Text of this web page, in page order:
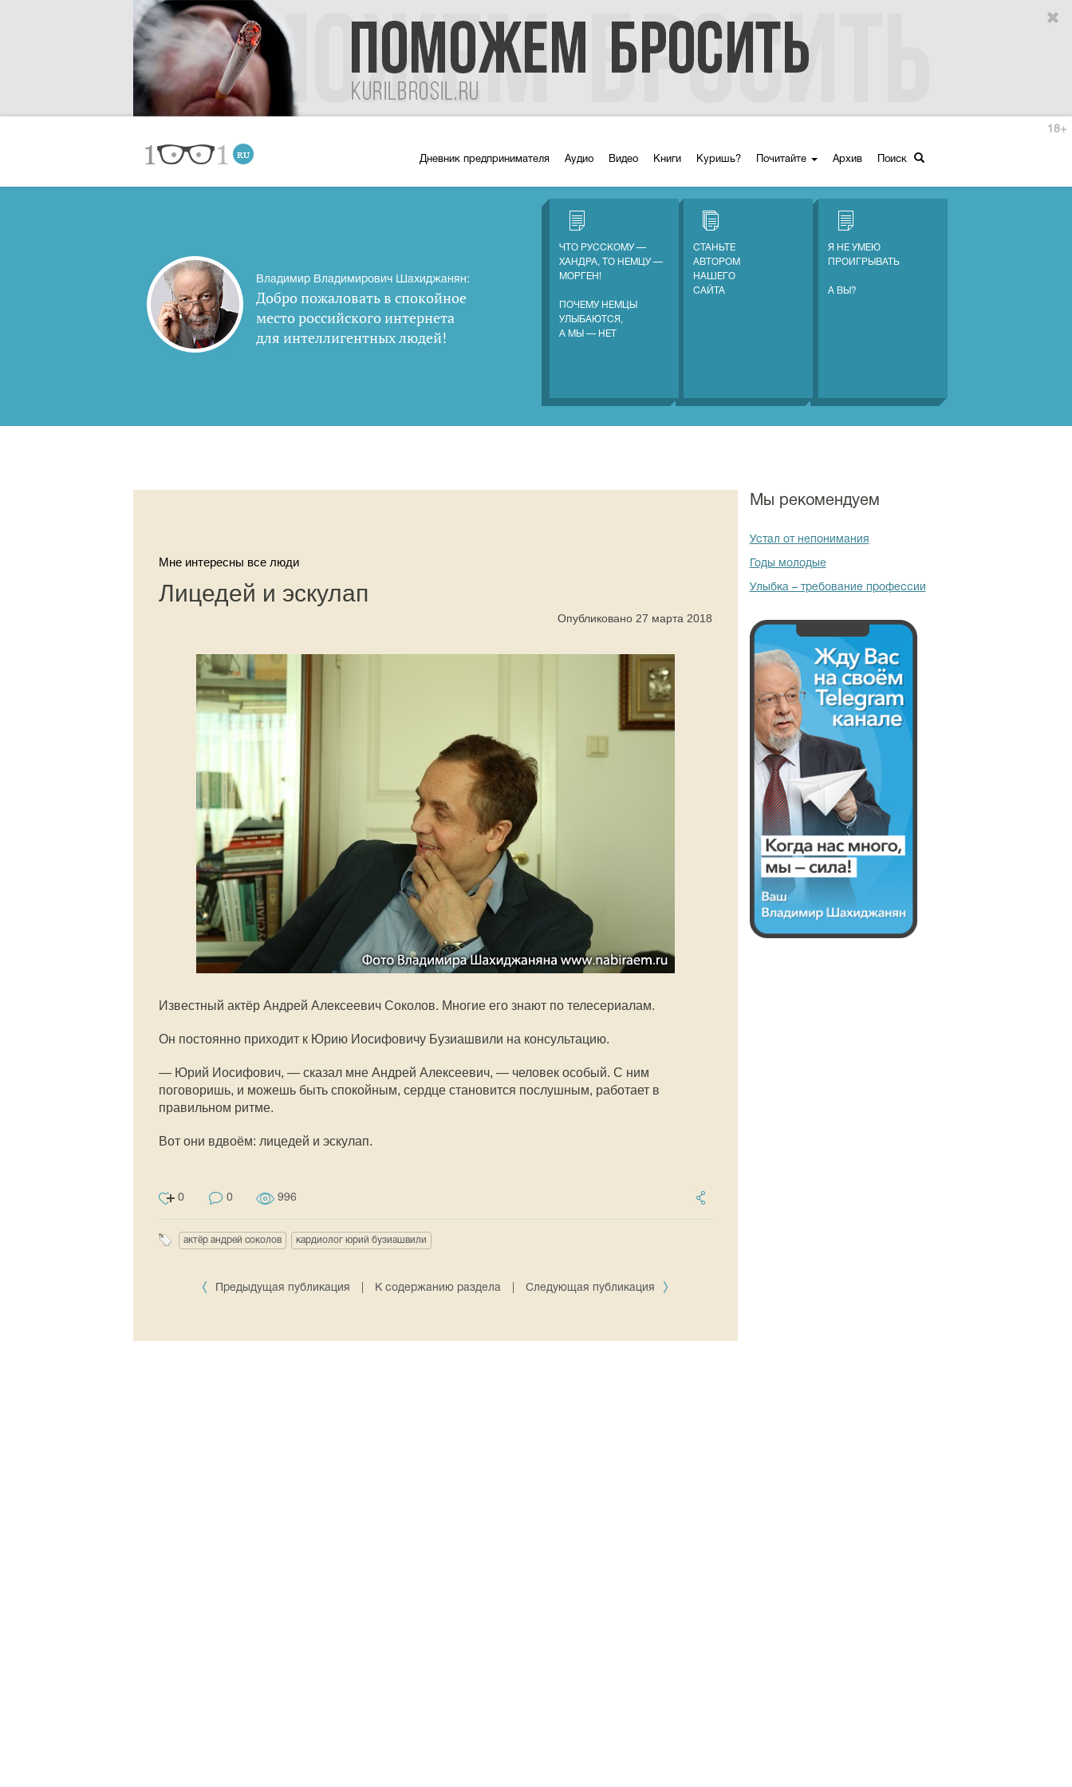
Дневник предпринимателя Аудио Видео Книги Куришь? Почитайте Архив Поиск
18+
Владимир Владимирович Шахиджанян:
Добро пожаловать в спокойное
место российского интернета
для интеллигентных людей!
ЧТО РУССКОМУ —
ХАНДРА, ТО НЕМЦУ —
МОРГЕН!
ПОЧЕМУ НЕМЦЫ
УЛЫБАЮТСЯ,
А МЫ — НЕТ
СТАНЬТЕ
АВТОРОМ
НАШЕГО
САЙТА
Я НЕ УМЕЮ
ПРОИГРЫВАТЬ
А ВЫ?
Мне интересны все люди
Лицедей и эскулап
Опубликовано 27 марта 2018
Известный актёр Андрей Алексеевич Соколов. Многие его знают по телесериалам.
Он постоянно приходит к Юрию Иосифовичу Бузиашвили на консультацию.
— Юрий Иосифович, — сказал мне Андрей Алексеевич, — человек особый. С ним
поговоришь, и можешь быть спокойным, сердце становится послушным, работает в
правильном ритме.
Вот они вдвоём: лицедей и эскулап.
0 0 996
актёр андрей соколов кардиолог юрий бузиашвили
Предыдущая публикация К содержанию раздела Следующая публикация
Мы рекомендуем
Устал от непонимания
Годы молодые
Улыбка – требование профессии